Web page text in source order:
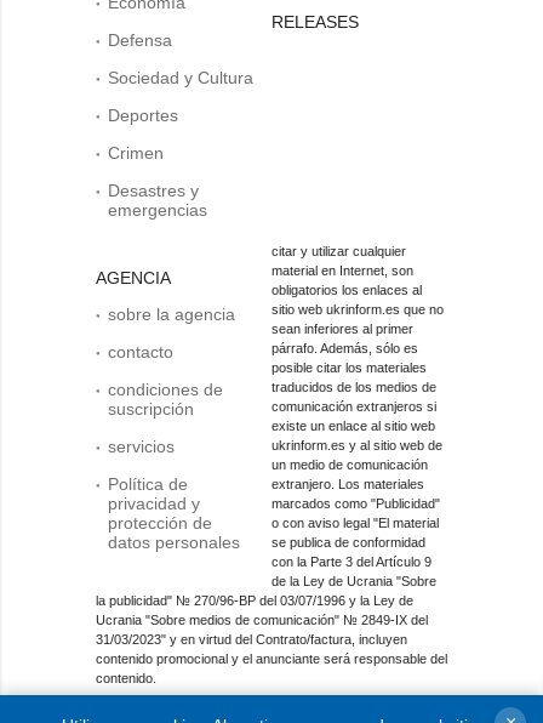
Defensa
Sociedad y Cultura
Deportes
Crimen
Desastres y
emergencias
AGENCIA
sobre la agencia
contacto
condiciones de
suscripción
servicios
Política de
privacidad y
protección de
datos personales
RELEASES
citar y utilizar cualquier
material en Internet, son
obligatorios los enlaces al
sitio web ukrinform.es que no
sean inferiores al primer
párrafo. Además, sólo es
posible citar los materiales
traducidos de los medios de
comunicación extranjeros si
existe un enlace al sitio web
ukrinform.es y al sitio web de
un medio de comunicación
extranjero. Los materiales
marcados como "Publicidad"
o con aviso legal "El material
se publica de conformidad
con la Parte 3 del Artículo 9
de la Ley de Ucrania "Sobre
la publicidad" № 270/96-ВР del 03/07/1996 y la Ley de
Ucrania "Sobre medios de comunicación" № 2849-IX del
31/03/2023" y en virtud del Contrato/factura, incluyen
contenido promocional y el anunciante será responsable del
contenido.
Entidad de medios en línea; identificador de medios: R40-